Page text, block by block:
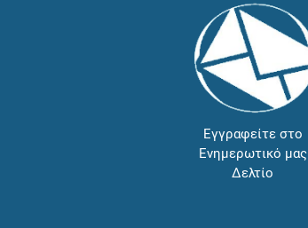
Εγγραφείτε στο
Ενημερωτικό μας
Δελτίο